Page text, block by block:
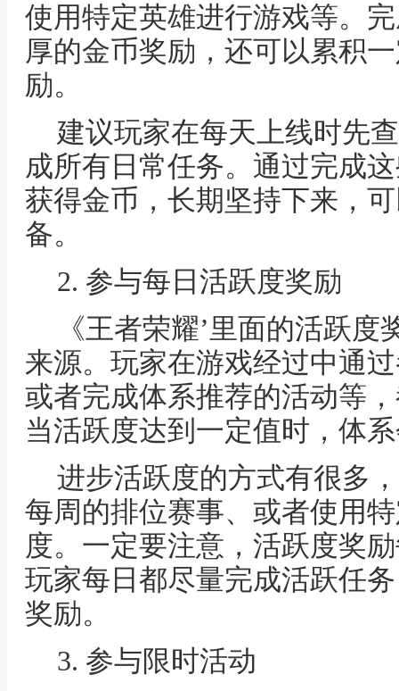
使用特定英雄进行游戏等。
厚的金币奖励，还可以累积
励。
建议玩家在每天上线时先
成所有日常任务。通过完成
获得金币，长期坚持下来，
备。
2. 参与每日活跃度奖励
《王者荣耀’里面的活跃
来源。玩家在游戏经过中通
或者完成体系推荐的活动等
当活跃度达到一定值时，体
进步活跃度的方式有很多
每周的排位赛事、或者使用
度。一定要注意，活跃度奖
玩家每日都尽量完成活跃任
奖励。
3. 参与限时活动